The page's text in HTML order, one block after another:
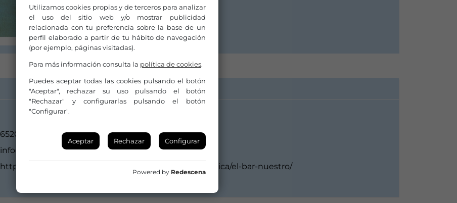
Andalucía
652078443 / 954951293
info@elenacarrascal.com
https://www.elenacarrascal.com/web/distribucion/musica/el-bar-nuestro/
Utilizamos cookies propias y de terceros para analizar
el uso del sitio web y/o mostrar publicidad
relacionada con tu preferencia sobre la base de un
perfil elaborado a partir de tu hábito de navegación
(por ejemplo, páginas visitadas).
Para más información consulta la política de cookies.
Puedes aceptar todas las cookies pulsando el botón
"Aceptar", rechazar su uso pulsando el botón
"Rechazar" y configurarlas pulsando el botón
"Configurar".
Aceptar Rechazar Configurar
Powered by Redescena